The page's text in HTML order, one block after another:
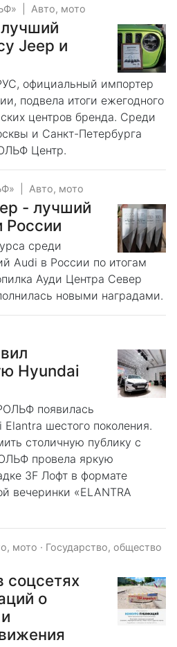
Авто, мото
Jeep и
официальный импортер
подвела итоги ежегодного
центров бренда. Среди
и Санкт-Петербурга
Центр.
Авто, мото
- лучший
России
среди
Audi в России по итогам
Ауди Центра Север
новыми наградами.
Hyundai
появилась
шестого поколения.
столичную публику с
провела яркую
3F Лофт в формате
вечеринки «ELANTRA
мото · Государство, общество
о